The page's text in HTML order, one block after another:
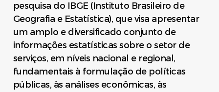
pesquisa do IBGE (Instituto Brasileiro de
Geografia e Estatística), que visa apresentar
um amplo e diversificado conjunto de
informações estatísticas sobre o setor de
serviços, em níveis nacional e regional,
fundamentais à formulação de políticas
públicas, às análises econômicas, às